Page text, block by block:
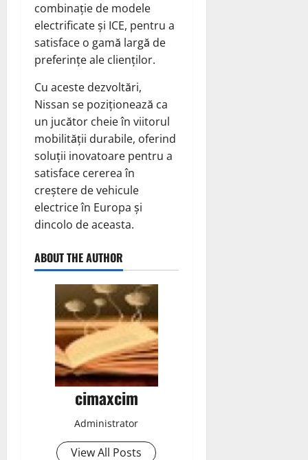
combinație de modele
electrificate și ICE, pentru a
satisface o gamă largă de
preferințe ale clienților.
Cu aceste dezvoltări,
Nissan se poziționează ca
un jucător cheie în viitorul
mobilității durabile, oferind
soluții inovatoare pentru a
satisface cererea în
creștere de vehicule
electrice în Europa și
dincolo de aceasta.
ABOUT THE AUTHOR
cimaxcim
Administrator
View All Posts